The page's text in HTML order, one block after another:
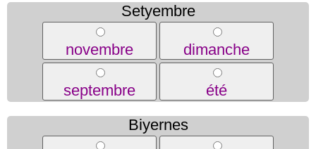
Setyembre
novembre dimanche
septembre
été
Biyernes